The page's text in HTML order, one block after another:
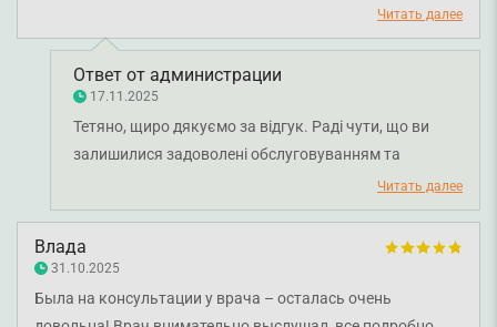
Читать далее
Ответ от администрации
17.11.2025
Тетяно, щиро дякуємо за відгук. Раді чути, що ви
залишилися задоволені обслуговуванням та
відзначили ввічливість нашого персоналу. Приємно
знати, що допомога лікаря-дерматовенеролога Софії
Семено була для вас корисною та кваліфікованою.
Бажаємо вам міцного здоров'я!
Читать далее
Влада
31.10.2025
Была на консультации у врача – осталась очень